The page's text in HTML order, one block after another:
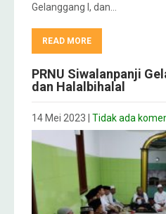
Gelanggang I, dan…
READ MORE
PRNU Siwalanpanji
dan Halalbihalal
14 Mei 2023 Tidak ada